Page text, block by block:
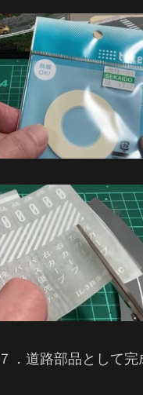
７．道路部品として